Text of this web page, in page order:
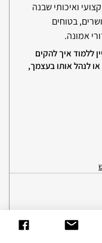
ואיכותי שבנה
בטוחים
אמונה.
ללמוד איך להקים
לנהל אותו בעצמך,